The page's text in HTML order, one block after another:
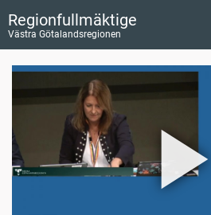
Regionfullmäktige
Västra Götalandsregionen